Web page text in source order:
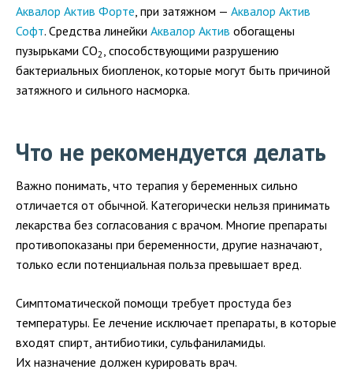
Аквалор Актив Форте , при затяжном — Аквалор Актив
Софт. Средства линейки Аквалор Актив обогащены
пузырьками СО2 , способствующими разрушению
бактериальных биопленок, которые могут быть причиной
затяжного и сильного насморка.
Что не рекомендуется делать
Важно понимать, что терапия у беременных сильно
отличается от обычной. Категорически нельзя принимать
лекарства без согласования с врачом. Многие препараты
противопоказаны при беременности, другие назначают,
только если потенциальная польза превышает вред.
Симптоматической помощи требует простуда без
температуры. Ее лечение исключает препараты, в которые
входят спирт, антибиотики, сульфаниламиды.
Их назначение должен курировать врач.